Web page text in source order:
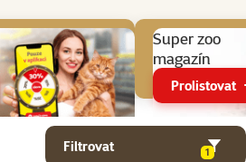
Super zoo
magazín
Prolistovat
Filtrovat
1
stravy pro kočky pro zdraví a vitalitu